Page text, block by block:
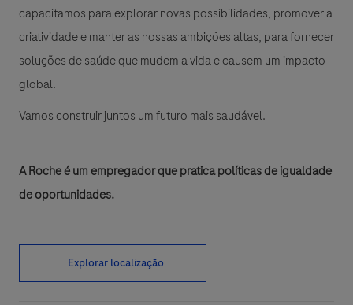
capacitamos para explorar novas possibilidades, promover a
criatividade e manter as nossas ambições altas, para fornecer
soluções de saúde que mudem a vida e causem um impacto
global.
Vamos construir juntos um futuro mais saudável.
A Roche é um empregador que pratica políticas de igualdade
de oportunidades.
Explorar localização